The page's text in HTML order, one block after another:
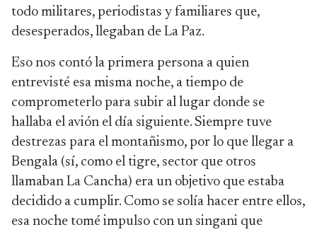
todo militares, periodistas y familiares que,
desesperados, llegaban de La Paz.
Eso nos contó la primera persona a quien
entrevisté esa misma noche, a tiempo de
comprometerlo para subir al lugar donde se
hallaba el avión el día siguiente. Siempre tuve
destrezas para el montañismo, por lo que llegar a
Bengala (sí, como el tigre, sector que otros
llamaban La Cancha) era un objetivo que estaba
decidido a cumplir. Como se solía hacer entre ellos,
esa noche tomé impulso con un singani que